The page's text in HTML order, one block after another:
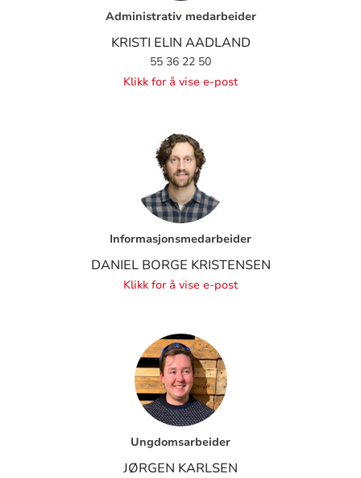
Administrativ medarbeider
KRISTI ELIN AADLAND
55 36 22 50
Klikk for å vise e-post
Informasjonsmedarbeider
DANIEL BORGE KRISTENSEN
Klikk for å vise e-post
Ungdomsarbeider
JØRGEN KARLSEN